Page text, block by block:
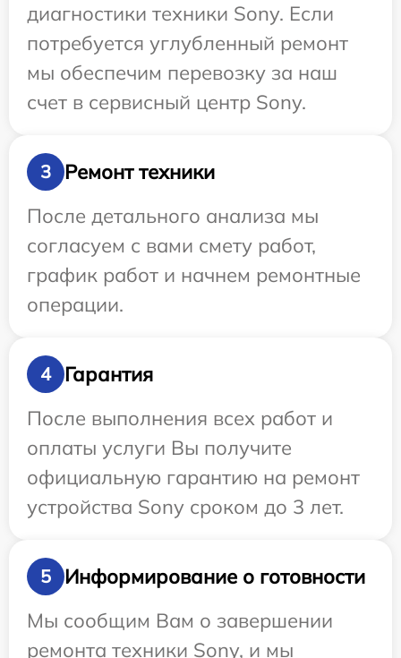
диагностики техники Sony. Если
потребуется углубленный ремонт
мы обеспечим перевозку за наш
счет в сервисный центр Sony.
3
Ремонт техники
После детального анализа мы
согласуем с вами смету работ,
график работ и начнем ремонтные
операции.
4
Гарантия
После выполнения всех работ и
оплаты услуги Вы получите
официальную гарантию на ремонт
устройства Sony сроком до 3 лет.
5
Информирование о готовности
Мы сообщим Вам о завершении
ремонта техники Sony, и мы